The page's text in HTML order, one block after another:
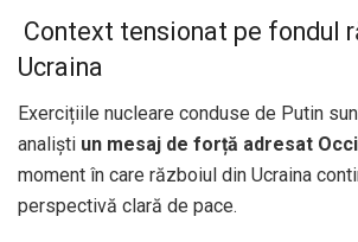
Context tensionat pe fondul
Ucraina
Exercițiile nucleare conduse de Putin
analiști un mesaj de forță adresat
moment în care războiul din Ucraina
perspectivă clară de pace.